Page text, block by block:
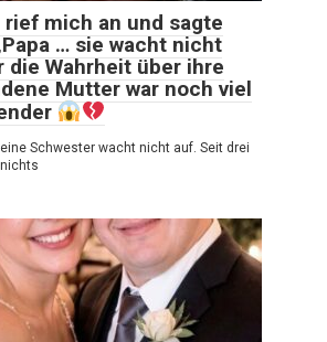
rief mich an und sagte
… sie wacht nicht
die Wahrheit über ihre
Mutter war noch viel
Schwester wacht nicht auf. Seit drei